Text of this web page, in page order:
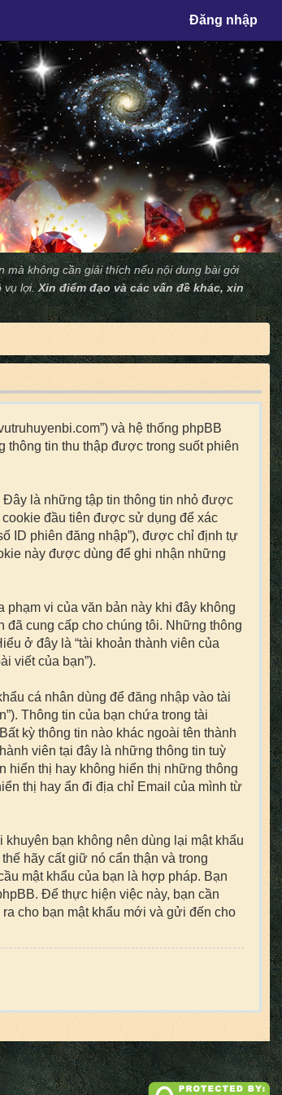
Đăng nhập
×
mà không cần giải thích nếu nội dung bài gởi
vụ lợi.Xin điểm đạo và các vấn đề khác, xin
và hệ thống phpBB
thông tin thu thập được trong suốt phiên
Đây là những tập tin thông tin nhỏ được
đầu tiên được sử dụng để xác
ID phiên đăng nhập”), được chỉ định tự
này được dùng để ghi nhận những
phạm vi của văn bản này khi đây không
đã cung cấp cho chúng tôi. Những thông
ở đây là “tài khoản thành viên của
viết của bạn”).
cá nhân dùng để đăng nhập vào tài
Thông tin của bạn chứa trong tài
kỳ thông tin nào khác ngoài tên thành
viên tại đây là những thông tin tuỳ
hiển thị hay không hiển thị những thông
thị hay ẩn đi địa chỉ Email của mình từ
bạn không nên dùng lại mật khẩu
hãy cất giữ nó cẩn thận và trong
mật khẩu của bạn là hợp pháp. Bạn
Để thực hiện việc này, bạn cần
cho bạn mật khẩu mới và gửi đến cho